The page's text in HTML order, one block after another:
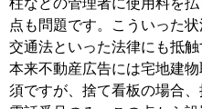
柱などの管理者に使用料を
点も問題です。こういった
交通法といった法律にも抵
本来不動産広告には宅地建
須ですが、捨て看板の場合